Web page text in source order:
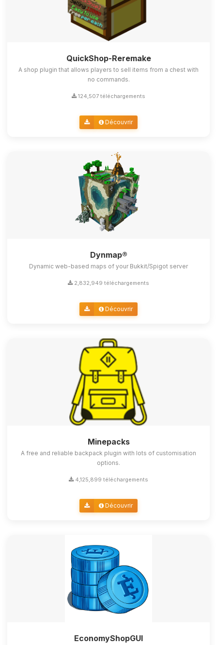
QuickShop-Reremake
A shop plugin that allows players to sell items from a chest with
no commands.
124,507 téléchargements
Découvrir
Dynmap®
Dynamic web-based maps of your Bukkit/Spigot server
2,832,949 téléchargements
Découvrir
Minepacks
A free and reliable backpack plugin with lots of customisation
options.
4,125,899 téléchargements
Découvrir
EconomyShopGUI